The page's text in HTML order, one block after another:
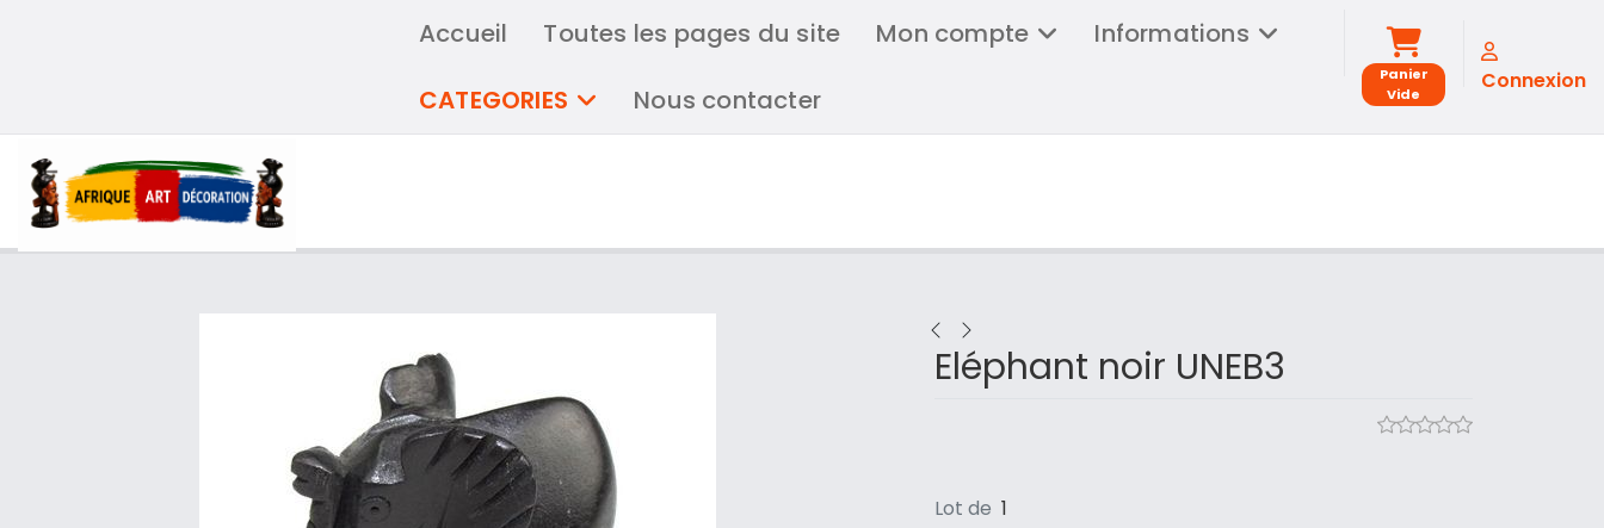
Accueil Toutes les pages du site Mon compte
Informations
CATEGORIES
Nous contacter
Panier
Vide
Connexion
Eléphant noir UNEB3
Lot de 1